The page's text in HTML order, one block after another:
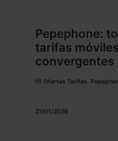
Pepephone:
tarifas
convergentes
Ofertas Tarifas,
21/01/2026